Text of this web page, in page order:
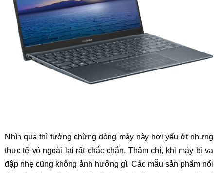
Nhìn qua thì tưởng chừng dòng máy này hơi yếu ớt nhưng
thực tế vỏ ngoài lại rất chắc chắn. Thậm chí, khi máy bị va
đập nhẹ cũng không ảnh hưởng gì. Các mẫu sản phẩm nổi